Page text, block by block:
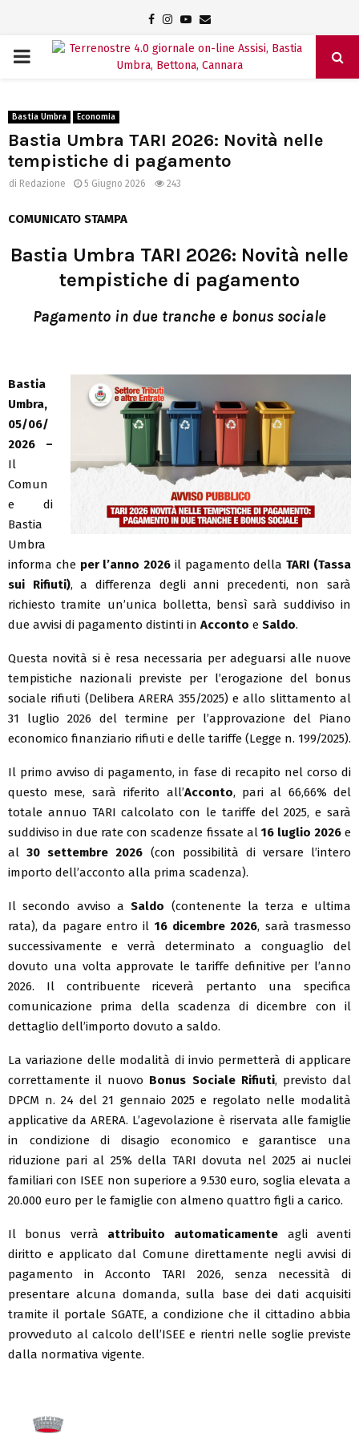
Facebook
Instagram
Youtube
Email
PRIMARY
Bastia Umbra Economia
Bastia Umbra TARI 2026: Novità nelle
tempistiche di pagamento
di Redazione 5 Giugno 2026 243
COMUNICATO STAMPA
Bastia Umbra TARI 2026: Novità nelle
tempistiche di pagamento
Pagamento in due tranche e bonus sociale
Bastia
Umbra,
05/06/
2026 –
Il
Comun
e di
Bastia
Umbra
informa che per l’anno 2026 il pagamento dellaTARI (Tassa
sui Rifiuti), a differenza degli anni precedenti, non sarà
richiesto tramite un’unica bolletta, bensì sarà suddiviso in
due avvisi di pagamento distinti in Acconto e Saldo.
Questa novità si è resa necessaria per adeguarsi alle nuove
tempistiche nazionali previste per l’erogazione del bonus
sociale rifiuti (Delibera ARERA 355/2025) e allo slittamento al
31 luglio 2026 del termine per l’approvazione del Piano
economico finanziario rifiuti e delle tariffe (Legge n. 199/2025).
Il primo avviso di pagamento, in fase di recapito nel corso di
questo mese, sarà riferito all’Acconto, pari al 66,66% del
totale annuo TARI calcolato con le tariffe del 2025, e sarà
suddiviso in due rate con scadenze fissate al 16 luglio 2026e
al30 settembre 2026 (con possibilità di versare l’intero
importo dell’acconto alla prima scadenza).
Il secondo avviso aSaldo (contenente la terza e ultima
rata), da pagare entro il 16 dicembre 2026, sarà trasmesso
successivamente e verrà determinato a conguaglio del
dovuto una volta approvate le tariffe definitive per l’anno
2026. Il contribuente riceverà pertanto una specifica
comunicazione prima della scadenza di dicembre con il
dettaglio dell’importo dovuto a saldo.
La variazione delle modalità di invio permetterà di applicare
correttamente il nuovo Bonus Sociale Rifiuti, previsto dal
DPCM n. 24 del 21 gennaio 2025 e regolato nelle modalità
applicative da ARERA. L’agevolazione è riservata alle famiglie
in condizione di disagio economico e garantisce una
riduzione pari al 25% della TARI dovuta nel 2025 ai nuclei
familiari con ISEE non superiore a 9.530 euro, soglia elevata a
20.000 euro per le famiglie con almeno quattro figli a carico.
Il bonus verrà attribuito automaticamente agli aventi
diritto e applicato dal Comune direttamente negli avvisi di
pagamento in Acconto TARI 2026, senza necessità di
presentare alcuna domanda, sulla base dei dati acquisiti
tramite il portale SGATE, a condizione che il cittadino abbia
provveduto al calcolo dell’ISEE e rientri nelle soglie previste
dalla normativa vigente.